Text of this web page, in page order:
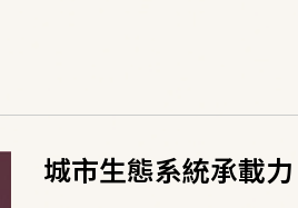
城市生態系統承載力